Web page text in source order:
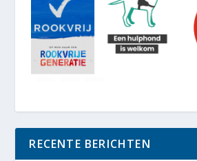
RECENTE BERICHTEN